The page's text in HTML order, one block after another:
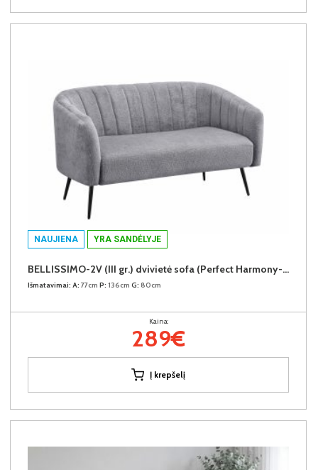
NAUJIENA YRA SANDĖLYJE
BELLISSIMO-2V (III gr.) dvivietė sofa (Perfect Harmony-85)
Išmatavimai: A: 77cm P: 136cm G: 80cm
Kaina:
289€
Į krepšelį